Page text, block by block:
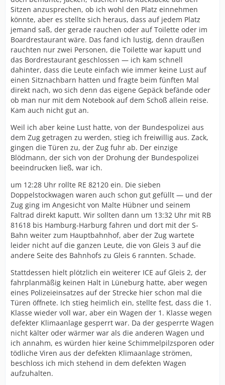
Sitzen anzusprechen, ob ich wohl den Platz einnehmen
könnte, aber es stellte sich heraus, dass auf jedem Platz
jemand saß, der gerade rauchen oder auf Toilette oder im
Boardrestaurant wäre. Das fand ich lustig, denn draußen
rauchten nur zwei Personen, die Toilette war kaputt und
das Bordrestaurant geschlossen — ich kam schnell
dahinter, dass die Leute einfach wie immer keine Lust auf
einen Sitznachbarn hatten und fragte beim fünften Mal
direkt nach, wo sich denn das eigene Gepäck befände oder
ob man nur mit dem Notebook auf dem Schoß allein reise.
Kam auch nicht gut an.
Weil ich aber keine Lust hatte, von der Bundespolizei aus
dem Zug getragen zu werden, stieg ich freiwillig aus. Zack,
gingen die Türen zu, der Zug fuhr ab. Der einzige
Blödmann, der sich von der Drohung der Bundespolizei
beeindrucken ließ, war ich.
um 12:28 Uhr rollte RE 82120 ein. Die sieben
Doppelstockwagen waren auch schon gut gefüllt — und der
Zug ging im Angesicht von Malte Hübner und seinem
Faltrad direkt kaputt. Wir sollten dann um 13:32 Uhr mit RB
81618 bis Hamburg-Harburg fahren und dort mit der S-
Bahn weiter zum Hauptbahnhof, aber der Zug wartete
leider nicht auf die ganzen Leute, die von Gleis 3 auf die
andere Seite des Bahnhofs zu Gleis 6 rannten. Schade.
Stattdessen hielt plötzlich ein weiterer ICE auf Gleis 2, der
fahrplanmäßig keinen Halt in Lüneburg hatte, aber wegen
eines Polizeieinsatzes auf der Strecke hier schon mal die
Türen öffnete. Ich stieg heimlich ein, stellte fest, dass die 1.
Klasse wieder voll war, aber ein Wagen der 1. Klasse wegen
defekter Klimaanlage gesperrt war. Da der gesperrte Wagen
nicht kälter oder wärmer war als die anderen Wagen und
ich annahm, es würden hier keine Schimmelpilzsporen oder
tödliche Viren aus der defekten Klimaanlage strömen,
beschloss ich mich stehend in dem defekten Wagen
aufzuhalten.